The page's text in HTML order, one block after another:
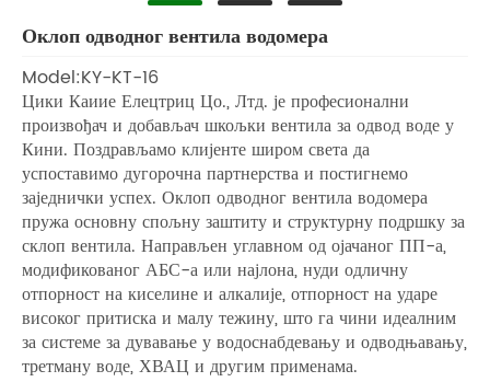
Оклоп одводног вентила водомера
Model:KY-KT-16
Цики Каиие Елецтриц Цо., Лтд. је професионални
произвођач и добављач шкољки вентила за одвод воде у
Кини. Поздрављамо клијенте широм света да
успоставимо дугорочна партнерства и постигнемо
заједнички успех. Оклоп одводног вентила водомера
пружа основну спољну заштиту и структурну подршку за
склоп вентила. Направљен углавном од ојачаног ПП-а,
модификованог АБС-а или најлона, нуди одличну
отпорност на киселине и алкалије, отпорност на ударе
високог притиска и малу тежину, што га чини идеалним
за системе за дувавање у водоснабдевању и одводњавању,
третману воде, ХВАЦ и другим применама.